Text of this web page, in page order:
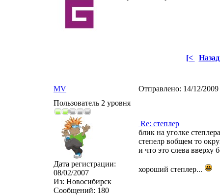
[< Назад
MV Отправлено: 14/12/
Пользователь 2 уровня
Дата регистрации:
08/02/2007
Из: Новосибирск
Сообщений: 180
Re: степлер
блик на уголке
степелр вобщем то
и что это слева вверху
хороший степлер...